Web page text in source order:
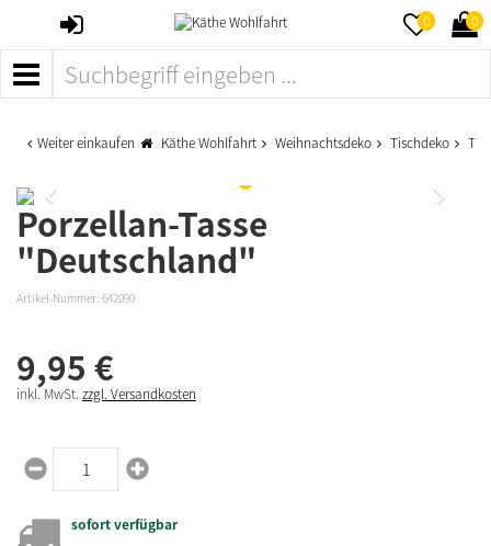
ANMELDEN 0 0
MENÜ
Weiter einkaufen Käthe Wohlfahrt Weihnachtsdeko Tischdeko
Porzellan-Tasse
"Deutschland"
Artikel-Nummer: 642090
9,95 €
inkl. MwSt. zzgl. Versandkosten
sofort verfügbar